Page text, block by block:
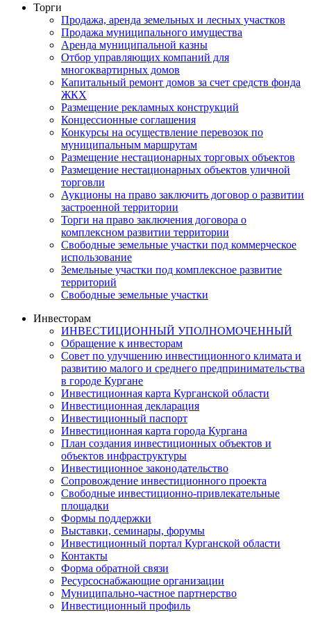
Торги
Продажа, аренда земельных и лесных участков
Продажа муниципального имущества
Аренда муниципальной казны
Отбор управляющих компаний для
многоквартирных домов
Капитальный ремонт домов за счет средств фонда
ЖКХ
Размещение рекламных конструкций
Концессионные соглашения
Конкурсы на осуществление перевозок по
муниципальным маршрутам
Размещение нестационарных торговых объектов
Размещение нестационарных объектов уличной
торговли
Аукционы на право заключить договор о развитии
застроенной территории
Торги на право заключения договора о
комплексном развитии территории
Свободные земельные участки под коммерческое
использование
Земельные участки под комплексное развитие
территорий
Свободные земельные участки
Инвесторам
ИНВЕСТИЦИОННЫЙ УПОЛНОМОЧЕННЫЙ
Обращение к инвесторам
Совет по улучшению инвестиционного климата и
развитию малого и среднего предпринимательства
в городе Кургане
Инвестиционная карта Курганской области
Инвестиционная декларация
Инвестиционный паспорт
Инвестиционная карта города Кургана
План создания инвестиционных объектов и
объектов инфраструктуры
Инвестиционное законодательство
Сопровождение инвестиционного проекта
Свободные инвестиционно-привлекательные
площадки
Формы поддержки
Выставки, семинары, форумы
Инвестиционный портал Курганской области
Контакты
Форма обратной связи
Ресурсоснабжающие организации
Муниципально-частное партнерство
Инвестиционный профиль